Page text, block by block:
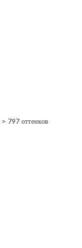
> 797 оттенков